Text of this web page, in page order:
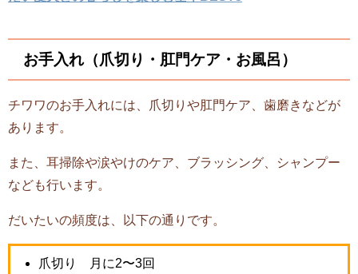
お手入れ（爪切り・肛門ケア・お風呂）
チワワのお手入れには、爪切りや肛門ケア、歯磨きなどが
あります。
また、耳掃除や涙やけのケア、ブラッシング、シャンプー
なども行います。
だいたいの頻度は、以下の通りです。
爪切り 月に2〜3回